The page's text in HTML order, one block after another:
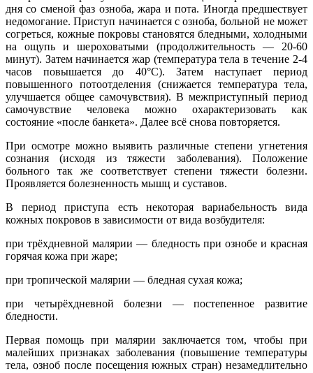
дня со сменой фаз озноба, жара и пота. Иногда предшествует
недомогание. Приступ начинается с озноба, больной не может
согреться, кожные покровы становятся бледными, холодными
на ощупь и шероховатыми (продолжительность — 20-60
минут). Затем начинается жар (температура тела в течение 2-4
часов повышается до 40°С). Затем наступает период
повышенного потоотделения (снижается температура тела,
улучшается общее самочувствия). В межприступный период
самочувствие человека можно охарактеризовать как
состояние «после банкета». Далее всё снова повторяется.
При осмотре можно выявить различные степени угнетения
сознания (исходя из тяжести заболевания). Положение
больного так же соответствует степени тяжести болезни.
Проявляется болезненность мышц и суставов.
В период приступа есть некоторая вариабельность вида
кожных покровов в зависимости от вида возбудителя:
при трёхдневной малярии — бледность при ознобе и красная
горячая кожа при жаре;
при тропической малярии — бледная сухая кожа;
при четырёхдневной болезни — постепенное развитие
бледности.
Первая помощь при малярии заключается том, чтобы при
малейших признаках заболевания (повышение температуры
тела, озноб после посещения южных стран) незамедлительно